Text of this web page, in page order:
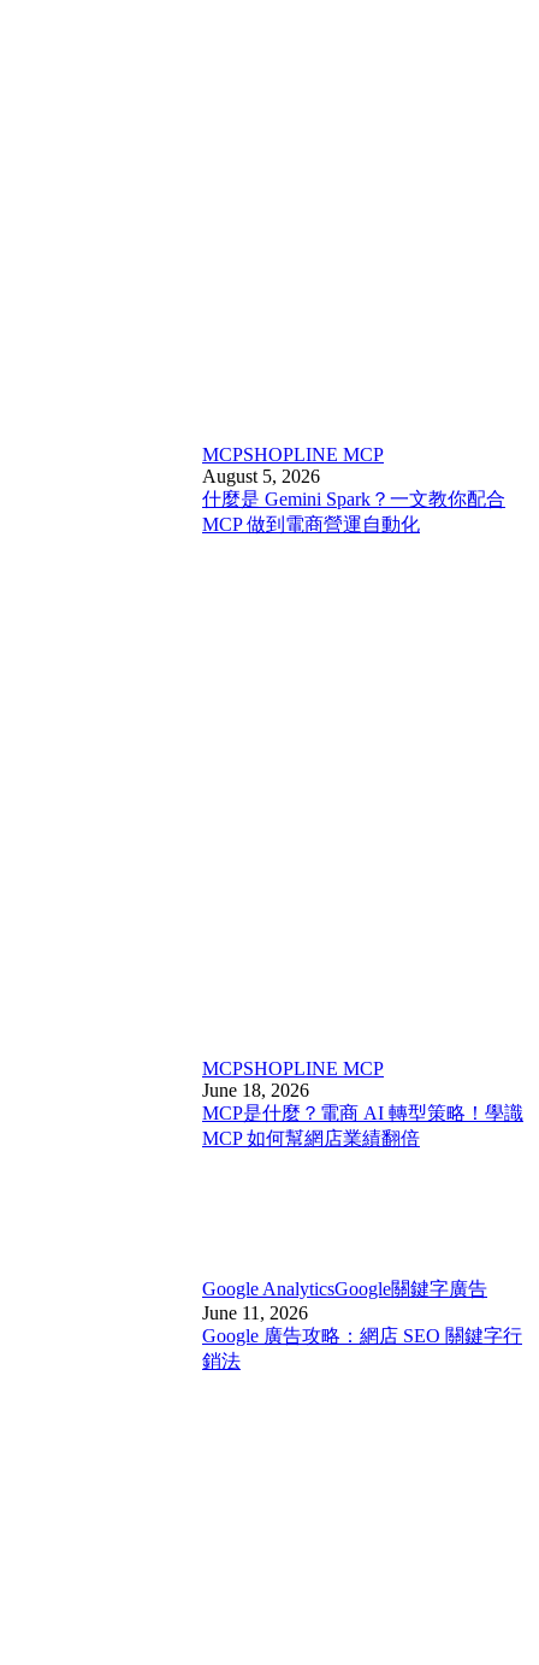
MCPSHOPLINE MCP
August 5, 2026
什麼是 Gemini Spark？一文教你配合
MCP 做到電商營運自動化
MCPSHOPLINE MCP
June 18, 2026
MCP是什麼？電商 AI 轉型策略！學識
MCP 如何幫網店業績翻倍
Google AnalyticsGoogle關鍵字廣告
June 11, 2026
Google 廣告攻略：網店 SEO 關鍵字行
銷法